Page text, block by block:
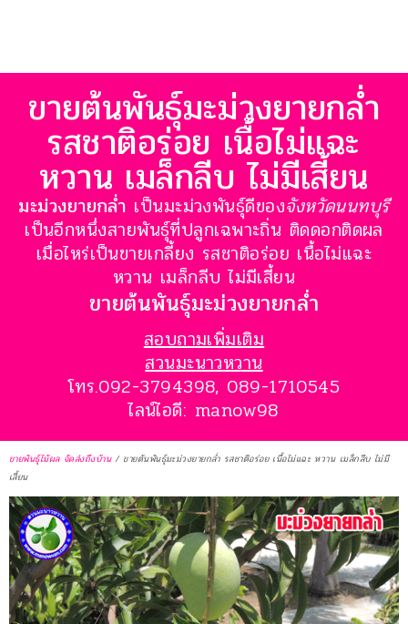
ขายต้นพันธุ์มะม่วงยายกล่ำ
รสชาติอร่อย เนื้อไม่แฉะ
หวาน เมล็กลีบ ไม่มีเสี้ยน
มะม่วงยายกล่ำ เป็นมะม่วงพันธุ์ดีของจังหวัดนนทบุรี
เป็นอีกหนึ่งสายพันธุ์ที่ปลูกเฉพาะถิ่น ติดดอกติดผล
เมื่อไหร่เป็นขายเกลี้ยง รสชาติอร่อย เนื้อไม่แฉะ
หวาน เมล็กลีบ ไม่มีเสี้ยน
ขายต้นพันธุ์มะม่วงยายกล่ำ
สอบถามเพิ่มเติม
สวนมะนาวหวาน
โทร.092-3794398, 089-1710545
ไลน์ไอดี: manow98
ขายพันธุ์ไม้ผล จัดส่งถึงบ้าน/ ขายต้นพันธุ์มะม่วงยายกล่ำ รสชาติอร่อย เนื้อไม่แฉะ หวาน เมล็กลีบ ไม่มี
เสี้ยน